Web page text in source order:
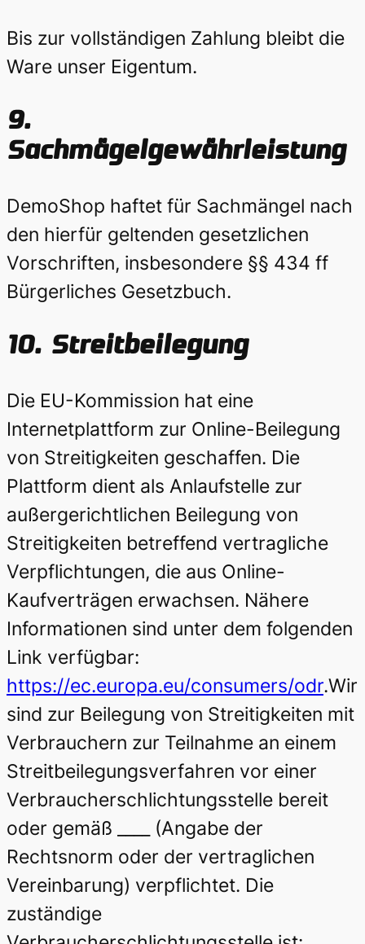
Bis zur vollständigen Zahlung bleibt die
Ware unser Eigentum.
9.
Sachmägelgewährleistung
DemoShop haftet für Sachmängel nach
den hierfür geltenden gesetzlichen
Vorschriften, insbesondere §§ 434 ff
Bürgerliches Gesetzbuch.
10. Streitbeilegung
Die EU-Kommission hat eine
Internetplattform zur Online-Beilegung
von Streitigkeiten geschaffen. Die
Plattform dient als Anlaufstelle zur
außergerichtlichen Beilegung von
Streitigkeiten betreffend vertragliche
Verpflichtungen, die aus Online-
Kaufverträgen erwachsen. Nähere
Informationen sind unter dem folgenden
Link verfügbar:
https://ec.europa.eu/consumers/odr.Wir
sind zur Beilegung von Streitigkeiten mit
Verbrauchern zur Teilnahme an einem
Streitbeilegungsverfahren vor einer
Verbraucherschlichtungsstelle bereit
oder gemäß ____ (Angabe der
Rechtsnorm oder der vertraglichen
Vereinbarung) verpflichtet. Die
zuständige